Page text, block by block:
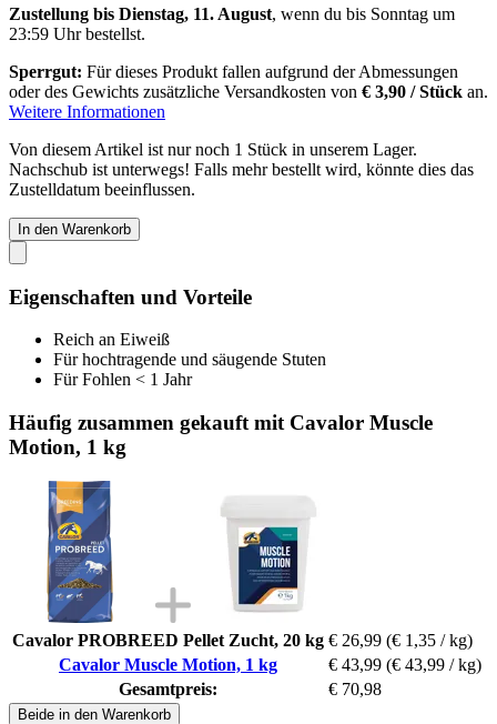
Zustellung bis Dienstag, 11. August, wenn du bis Sonntag um
23:59 Uhrbestellst.
Sperrgut: Für dieses Produkt fallen aufgrund der Abmessungen
oder des Gewichts zusätzliche Versandkosten von € 3,90 / Stück an.
Weitere Informationen
Von diesem Artikel ist nur noch 1 Stück in unserem Lager.
Nachschub ist unterwegs! Falls mehr bestellt wird, könnte dies das
Zustelldatum beeinflussen.
In den Warenkorb
Eigenschaften und Vorteile
Reich an Eiweiß
Für hochtragende und säugende Stuten
Für Fohlen < 1 Jahr
Häufig zusammen gekauft mit Cavalor Muscle
Motion, 1 kg
Cavalor PROBREED Pellet Zucht, 20 kg € 26,99 (€ 1,35 / kg)
Cavalor Muscle Motion, 1 kg
€ 43,99 (€ 43,99 / kg)
Gesamtpreis:
€ 70,98
Beide in den Warenkorb